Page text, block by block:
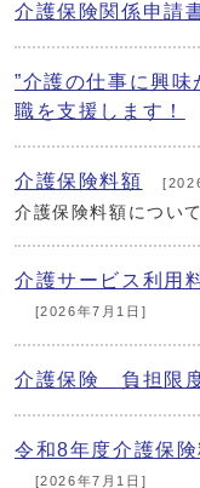
介護保険関係申請
”介護の仕事に興
職を支援します！
介護保険料額
介護保険料額について
介護サービス利用
[2026年7月1日]
介護保険 負担限
令和8年度介護保
[2026年7月1日]